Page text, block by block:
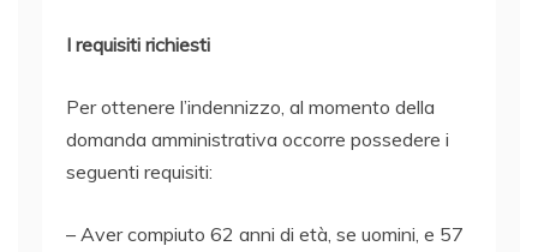
I requisiti richiesti
Per ottenere l’indennizzo, al momento della
domanda amministrativa occorre possedere i
seguenti requisiti:
– Aver compiuto 62 anni di età, se uomini, e 57